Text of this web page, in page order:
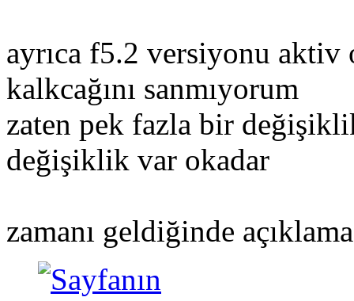
ayrıca f5.2 versiyonu
kalkcağını sanmıyorum
zaten pek fazla bir
değişiklik var okadar
zamanı geldiğinde